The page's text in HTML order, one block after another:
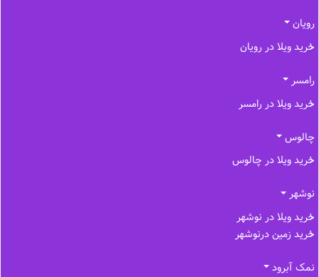
رویان
خرید ویلا در رویان
رامسر
خرید ویلا در رامسر
چالوس
خرید ویلا در چالوس
نوشهر
خرید ویلا در نوشهر
خرید زمین درنوشهر
نمک آبرود